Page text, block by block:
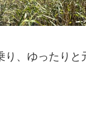
り、ゆったりと